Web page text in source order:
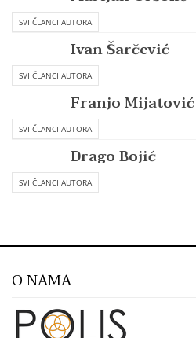
SVI ČLANCI AUTORA
Ivan Šarčević
SVI ČLANCI AUTORA
Franjo Mijatović
SVI ČLANCI AUTORA
Drago Bojić
SVI ČLANCI AUTORA
O NAMA